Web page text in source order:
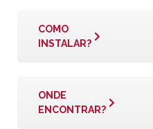
COMO
INSTALAR?
ONDE
ENCONTRAR?